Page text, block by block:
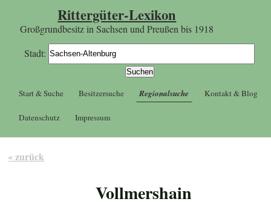
Rittergüter-Lexikon
Großgrundbesitz in Sachsen und Preußen bis 1918
Stadt:
Start & Suche Besitzersuche Regionalsuche Kontakt & Blog
Datenschutz Impressum
« zurück
Vollmershain